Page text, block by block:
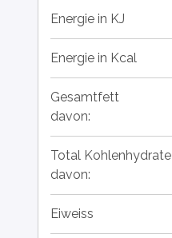
Energie in KJ
Energie in Kcal
Gesamtfett
davon:
Total Kohlenhydrate
davon:
Eiweiss